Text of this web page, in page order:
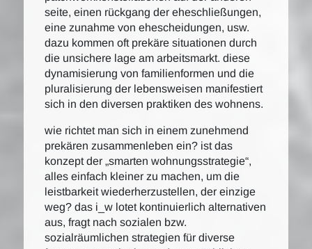
seite, einen rückgang der eheschließungen,
eine zunahme von ehescheidungen, usw.
dazu kommen oft prekäre situationen durch
die unsichere lage am arbeitsmarkt. diese
dynamisierung von familienformen und die
pluralisierung der lebensweisen manifestiert
sich in den diversen praktiken des wohnens.
wie richtet man sich in einem zunehmend
prekären zusammenleben ein? ist das
konzept der „smarten wohnungsstrategie“,
alles einfach kleiner zu machen, um die
leistbarkeit wiederherzustellen, der einzige
weg? das i_w lotet kontinuierlich alternativen
aus, fragt nach sozialen bzw.
sozialräumlichen strategien für diverse